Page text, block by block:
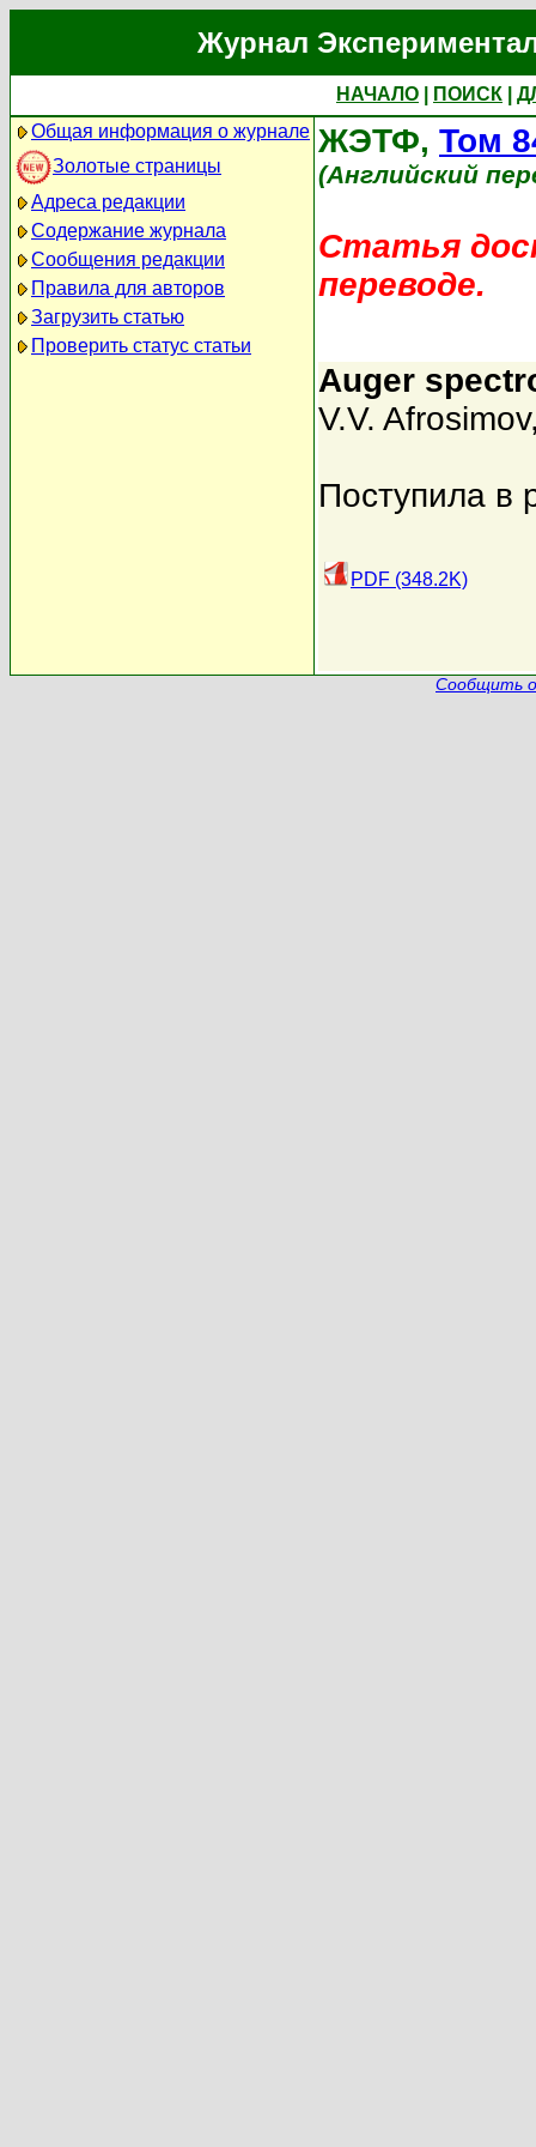
Журнал
НАЧАЛО ПОИСК
Общая информация о журнале
Золотые страницы
Адреса редакции
Содержание журнала
Сообщения редакции
Правила для авторов
Загрузить статью
Проверить статус статьи
ЖЭТФ, Том
(Английский
Статья
переводе.
Auger
V.V. Afrosimov
Поступила в
PDF (348.2K)
Сообщить о